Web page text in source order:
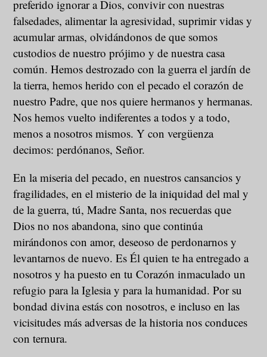
preferido ignorar a Dios, convivir con nuestras
falsedades, alimentar la agresividad, suprimir vidas y
acumular armas, olvidándonos de que somos
custodios de nuestro prójimo y de nuestra casa
común. Hemos destrozado con la guerra el jardín de
la tierra, hemos herido con el pecado el corazón de
nuestro Padre, que nos quiere hermanos y hermanas.
Nos hemos vuelto indiferentes a todos y a todo,
menos a nosotros mismos. Y con vergüenza
decimos: perdónanos, Señor.
En la miseria del pecado, en nuestros cansancios y
fragilidades, en el misterio de la iniquidad del mal y
de la guerra, tú, Madre Santa, nos recuerdas que
Dios no nos abandona, sino que continúa
mirándonos con amor, deseoso de perdonarnos y
levantarnos de nuevo. Es Él quien te ha entregado a
nosotros y ha puesto en tu Corazón inmaculado un
refugio para la Iglesia y para la humanidad. Por su
bondad divina estás con nosotros, e incluso en las
vicisitudes más adversas de la historia nos conduces
con ternura.